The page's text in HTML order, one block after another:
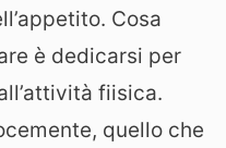
Cosa
è dedicarsi per
fiisica.
quello che